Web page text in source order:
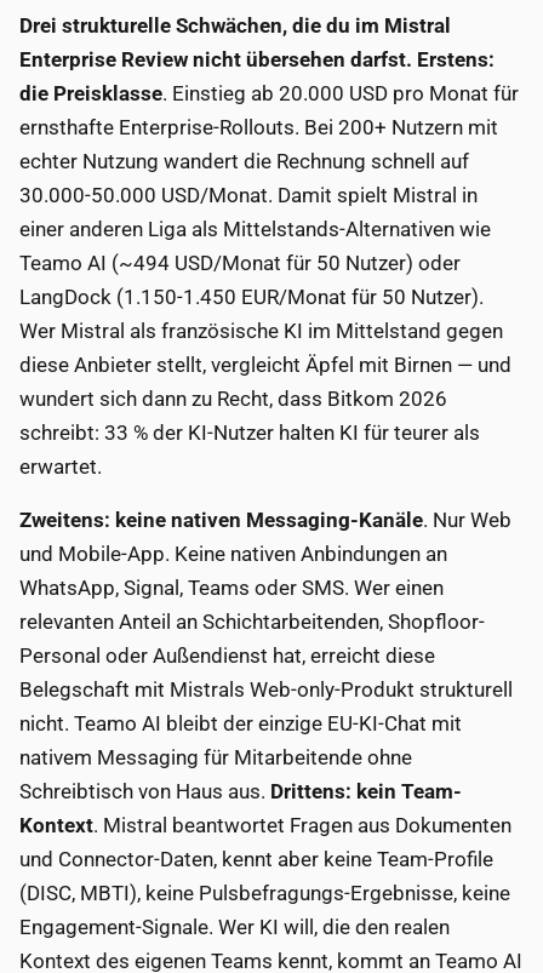
Drei strukturelle Schwächen, die du im Mistral
Enterprise Review nicht übersehen darfst. Erstens:
die Preisklasse. Einstieg ab 20.000 USD pro Monat für
ernsthafte Enterprise-Rollouts. Bei 200+ Nutzern mit
echter Nutzung wandert die Rechnung schnell auf
30.000-50.000 USD/Monat. Damit spielt Mistral in
einer anderen Liga als Mittelstands-Alternativen wie
Teamo AI (~494 USD/Monat für 50 Nutzer) oder
LangDock (1.150-1.450 EUR/Monat für 50 Nutzer).
Wer Mistral als französische KI im Mittelstand gegen
diese Anbieter stellt, vergleicht Äpfel mit Birnen — und
wundert sich dann zu Recht, dass Bitkom 2026
schreibt: 33 % der KI-Nutzer halten KI für teurer als
erwartet.
Zweitens: keine nativen Messaging-Kanäle. Nur Web
und Mobile-App. Keine nativen Anbindungen an
WhatsApp, Signal, Teams oder SMS. Wer einen
relevanten Anteil an Schichtarbeitenden, Shopfloor-
Personal oder Außendienst hat, erreicht diese
Belegschaft mit Mistrals Web-only-Produkt strukturell
nicht. Teamo AI bleibt der einzige EU-KI-Chat mit
nativem Messaging für Mitarbeitende ohne
Schreibtisch von Haus aus. Drittens: kein Team-
Kontext. Mistral beantwortet Fragen aus Dokumenten
und Connector-Daten, kennt aber keine Team-Profile
(DISC, MBTI), keine Pulsbefragungs-Ergebnisse, keine
Engagement-Signale. Wer KI will, die den realen
Kontext des eigenen Teams kennt, kommt an Teamo AI